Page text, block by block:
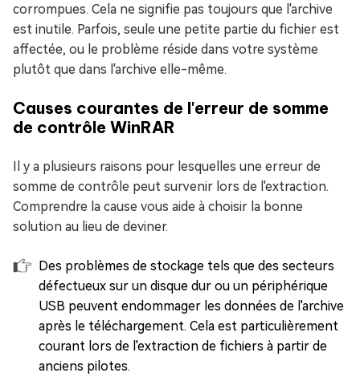
corrompues. Cela ne signifie pas toujours que l'archive
est inutile. Parfois, seule une petite partie du fichier est
affectée, ou le problème réside dans votre système
plutôt que dans l'archive elle-même.
Causes courantes de l'erreur de somme
de contrôle WinRAR
Il y a plusieurs raisons pour lesquelles une erreur de
somme de contrôle peut survenir lors de l'extraction.
Comprendre la cause vous aide à choisir la bonne
solution au lieu de deviner.
Des problèmes de stockage tels que des secteurs
défectueux sur un disque dur ou un périphérique
USB peuvent endommager les données de l'archive
après le téléchargement. Cela est particulièrement
courant lors de l'extraction de fichiers à partir de
anciens pilotes.